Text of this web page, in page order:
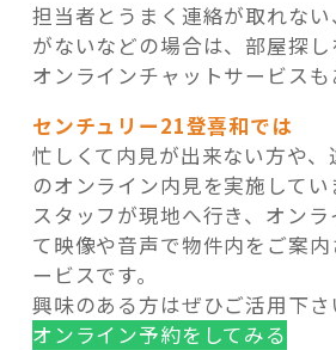
担当者とうまく連絡が取れな
がないなどの場合は、部屋探し
オンラインチャットサービスも
センチュリー21登喜和では
忙しくて内見が出来ない方や、
のオンライン内見を実施してい
スタッフが現地へ行き、オン
て映像や音声で物件内をご案
ービスです。
興味のある方はぜひご活用下さ
オンライン予約をしてみる